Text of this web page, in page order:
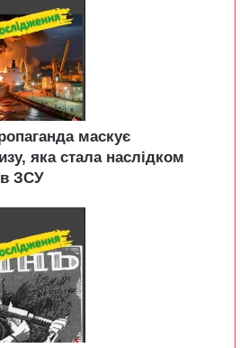
маскує
яка стала наслідком
ЗСУ